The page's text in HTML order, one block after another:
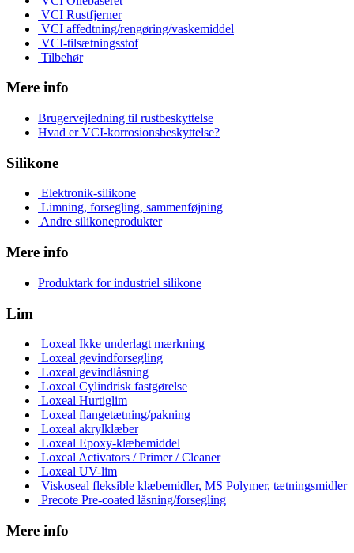
VCI Rustfjerner
VCI affedtning/rengøring/vaskemiddel
VCI-tilsætningsstof
Tilbehør
Mere info
Brugervejledning til rustbeskyttelse
Hvad er VCI-korrosionsbeskyttelse?
Silikone
Elektronik-silikone
Limning, forsegling, sammenføjning
Andre silikoneprodukter
Mere info
Produktark for industriel silikone
Lim
Loxeal Ikke underlagt mærkning
Loxeal gevindforsegling
Loxeal gevindlåsning
Loxeal Cylindrisk fastgørelse
Loxeal Hurtiglim
Loxeal flangetætning/pakning
Loxeal akrylklæber
Loxeal Epoxy-klæbemiddel
Loxeal Activators / Primer / Cleaner
Loxeal UV-lim
Viskoseal fleksible klæbemidler, MS Polymer, tætningsmidler
Precote Pre-coated låsning/forsegling
Mere info